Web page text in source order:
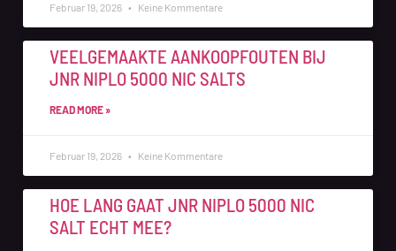
Februar 19, 2026 Keine Kommentare
VEELGEMAAKTE AANKOOPFOUTEN BIJ
JNR NIPLO 5000 NIC SALTS
READ MORE »
Februar 19, 2026 Keine Kommentare
HOE LANG GAAT JNR NIPLO 5000 NIC
SALT ECHT MEE?